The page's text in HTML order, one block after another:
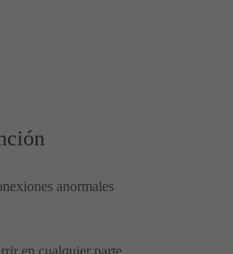
anormales